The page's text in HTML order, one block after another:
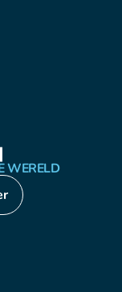
WERELD